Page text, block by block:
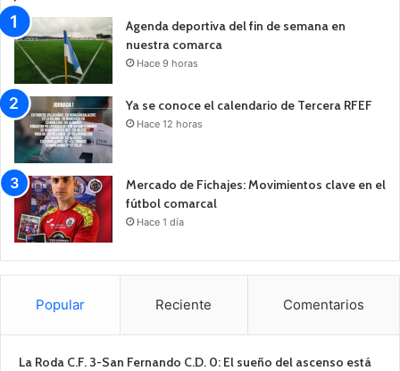
Agenda deportiva del fin de semana en
nuestra comarca
Hace 9 horas
Ya se conoce el calendario de Tercera RFEF
Hace 12 horas
Mercado de Fichajes: Movimientos clave en el
fútbol comarcal
Hace 1 día
Popular Reciente Comentarios
La Roda C.F. 3-San Fernando C.D. 0: El sueño del ascenso está